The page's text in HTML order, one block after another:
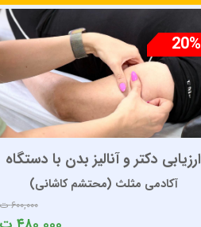
ارزیابی دکتر و آنالیز بدن با دستگاه
آکادمی مثلث (محتشم کاشانی)
20%
۶۰۰,۰۰۰ ت